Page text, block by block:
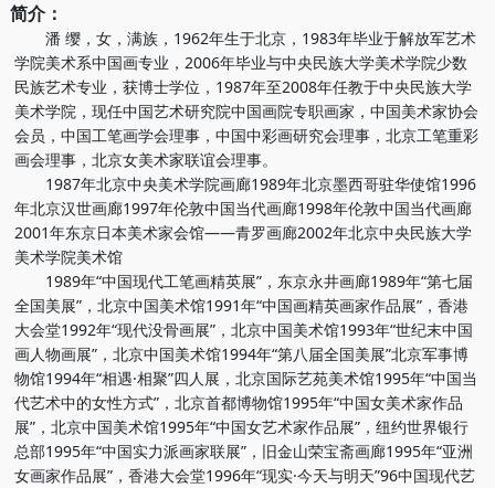
简介：
潘 缨，女，满族，1962年生于北京，1983年毕业于解放军艺术
学院美术系中国画专业，2006年毕业与中央民族大学美术学院少数
民族艺术专业，获博士学位，1987年至2008年任教于中央民族大学
美术学院，现任中国艺术研究院中国画院专职画家，中国美术家协会
会员，中国工笔画学会理事，中国中彩画研究会理事，北京工笔重彩
画会理事，北京女美术家联谊会理事。
1987年北京中央美术学院画廊1989年北京墨西哥驻华使馆1996
年北京汉世画廊1997年伦敦中国当代画廊1998年伦敦中国当代画廊
2001年东京日本美术家会馆――青罗画廊2002年北京中央民族大学
美术学院美术馆
1989年“中国现代工笔画精英展”，东京永井画廊1989年“第七届
全国美展”，北京中国美术馆1991年“中国画精英画家作品展”，香港
大会堂1992年“现代没骨画展”，北京中国美术馆1993年“世纪末中国
画人物画展”，北京中国美术馆1994年“第八届全国美展”北京军事博
物馆1994年“相遇·相聚”四人展，北京国际艺苑美术馆1995年“中国当
代艺术中的女性方式”，北京首都博物馆1995年“中国女美术家作品
展”，北京中国美术馆1995年“中国女艺术家作品展”，纽约世界银行
总部1995年“中国实力派画家联展”，旧金山荣宝斋画廊1995年“亚洲
女画家作品展”，香港大会堂1996年“现实·今天与明天”96中国现代艺